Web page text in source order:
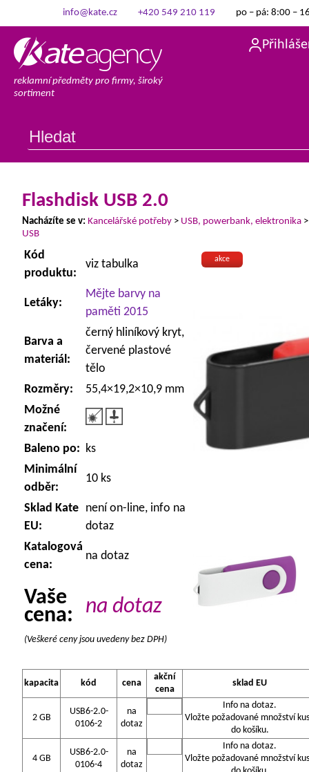
info@kate.cz +420 549 210 119 po – pá: 8:00 –
reklamní předměty pro firmy, široký
sortiment
Flashdisk USB 2.0
Nacházíte se v: Kancelářské potřeby > USB, powerbank, elektronika
USB
akce
Kód
produktu:
viz tabulka
Letáky:
Mějte barvy na
paměti 2015
Barva a
materiál:
černý hliníkový kryt,
červené plastové
tělo
Rozměry:
55,4×19,2×10,9 mm
Možné
značení:
Baleno po: ks
Minimální
odběr:
10 ks
Sklad Kate
EU:
není on-line, info na
dotaz
Katalogová
cena:
na dotaz
Vaše
cena:
na dotaz
(Veškeré ceny jsou uvedeny bez DPH)
kapacita kód cena
akční
cena
sklad EU
2 GB
USB6-2.0-
0106-2
na
dotaz
Info na dotaz.
Vložte požadované množství
do košíku.
4 GB
USB6-2.0-
0106-4
na
dotaz
Info na dotaz.
Vložte požadované množství